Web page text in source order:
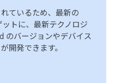
ているため、最新の
トに、最新テクノロジ
のバージョンやデバイス
開発できます。